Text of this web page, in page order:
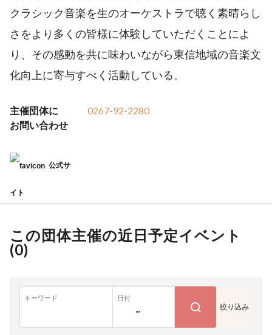
クラシック音楽を生のオーケストラで聴く素晴らし
さをより多くの皆様に体験していただくことによ
り、その感動を共に味わいながら東信地域の音楽文
化向上に寄与すべく活動している。
主催団体に
お問い合わせ
0267-92-2280
公式サ
イト
この団体主催の近日予定イベント
(0)
キーワード 日付
~ 絞り込み